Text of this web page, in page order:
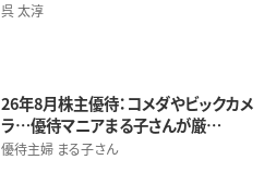
呉 太淳
26年8月株主優待：コメダやビックカメ
ラ…優待マニアまる子さんが厳…
優待主婦 まる子さん